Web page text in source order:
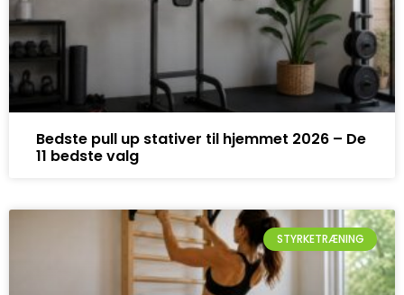
Bedste pull up stativer til hjemmet 2026 – De
11 bedste valg
STYRKETRÆNING